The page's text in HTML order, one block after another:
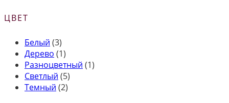
ЦВЕТ
Белый (3)
Дерево (1)
Разноцветный (1)
Светлый (5)
Темный (2)